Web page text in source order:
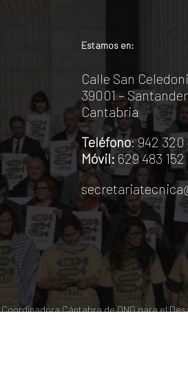
Estamos en:
Calle San
39001 – Santander
Cantabria
Teléfono: 942 320
Móvil:629 483 152
Cántabra de ONG para el